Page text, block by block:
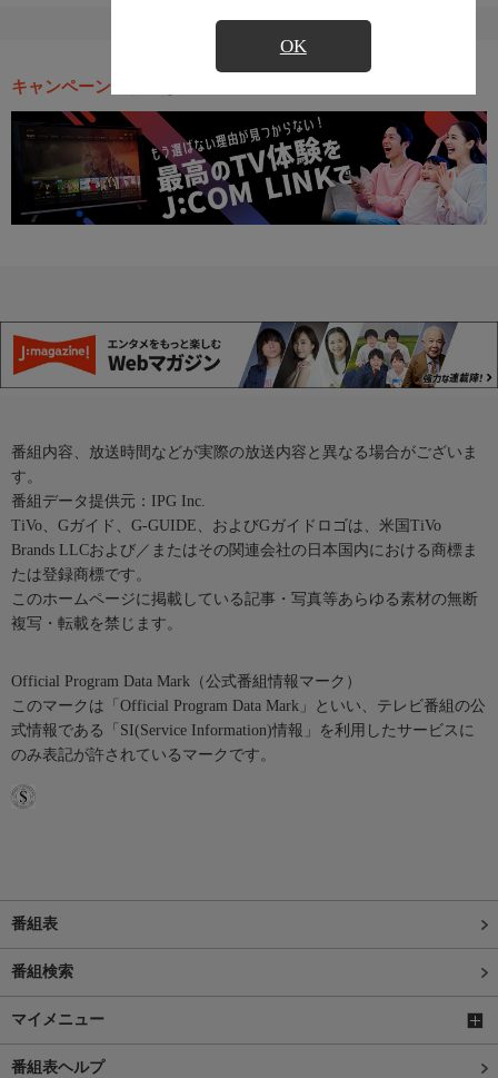
OK
キャンペーン・お得な情報
番組内容、放送時間などが実際の放送内容と異なる場合がございま
す。
番組データ提供元：IPG Inc.
TiVo、Gガイド、G-GUIDE、およびGガイドロゴは、米国TiVo
Brands LLCおよび／またはその関連会社の日本国内における商標ま
たは登録商標です。
このホームページに掲載している記事・写真等あらゆる素材の無断
複写・転載を禁じます。
Official Program Data Mark（公式番組情報マーク）
このマークは「Official Program Data Mark」といい、テレビ番組の公
式情報である「SI(Service Information)情報」を利用したサービスに
のみ表記が許されているマークです。
番組表
番組検索
マイメニュー
番組表ヘルプ